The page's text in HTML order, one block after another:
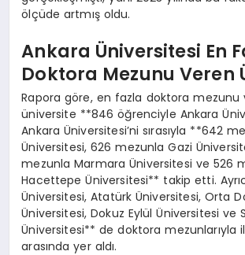
ölçüde artmış oldu.
Ankara Üniversitesi En
Doktora Mezunu Veren
Rapora göre, en fazla doktora mezunu
üniversite **846 öğrenciyle Ankara
Ankara Üniversitesi’ni sırasıyla **642
Üniversitesi, 626 mezunla Gazi
mezunla Marmara Üniversitesi ve 526
Hacettepe Üniversitesi** takip etti.
Üniversitesi, Atatürk Üniversitesi, Orta
Üniversitesi, Dokuz Eylül Üniversitesi ve
Üniversitesi** de doktora mezunlarıyla
arasında yer aldı.